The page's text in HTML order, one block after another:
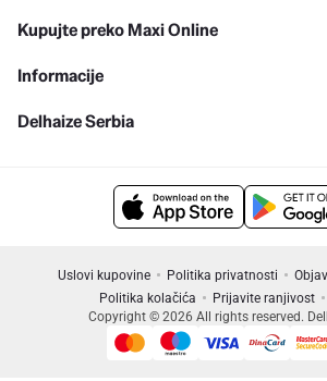
Kupujte preko Maxi Online
Informacije
Delhaize Serbia
Uslovi kupovine Politika privatnosti
Politika kolačića
Prijavite ranjivost
Copyright © 2026 All rights reserved.